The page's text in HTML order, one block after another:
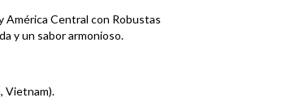
América Central con Robustas
y un sabor armonioso.
Vietnam).